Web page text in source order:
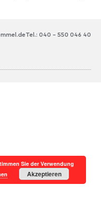
Tel.: 040 – 550 046 40
Sie der Verwendung
Akzeptieren